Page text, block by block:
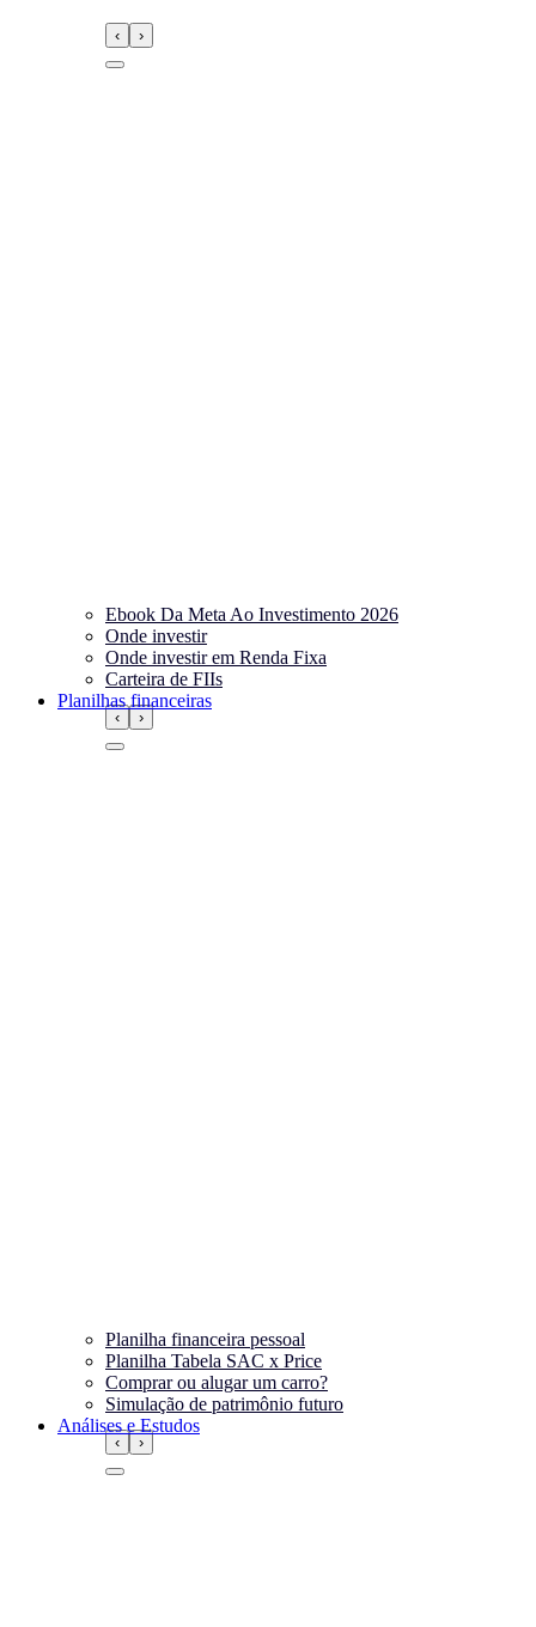
‹ ›
‹ ›
Ebook Da Meta Ao Investimento 2026
Onde investir
Onde investir em Renda Fixa
Carteira de FIIs
Planilhas financeiras
‹ ›
Planilha financeira pessoal
Planilha Tabela SAC x Price
Comprar ou alugar um carro?
Simulação de patrimônio futuro
Análises e Estudos